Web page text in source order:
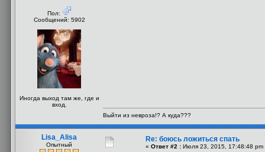
Пол:
Сообщений: 5902
Иногда выход там же, где и
вход.
Выйти из невроза!? А куда???
Lisa_Alisa
Опытный
Re: боюсь ложиться спать
« Ответ #2 : Июля 23, 2015, 17:48:48 pm